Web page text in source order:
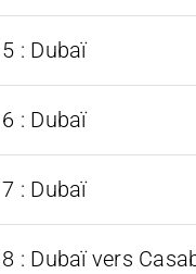
: Dubaï
: Dubaï
: Dubaï
: Dubaï vers